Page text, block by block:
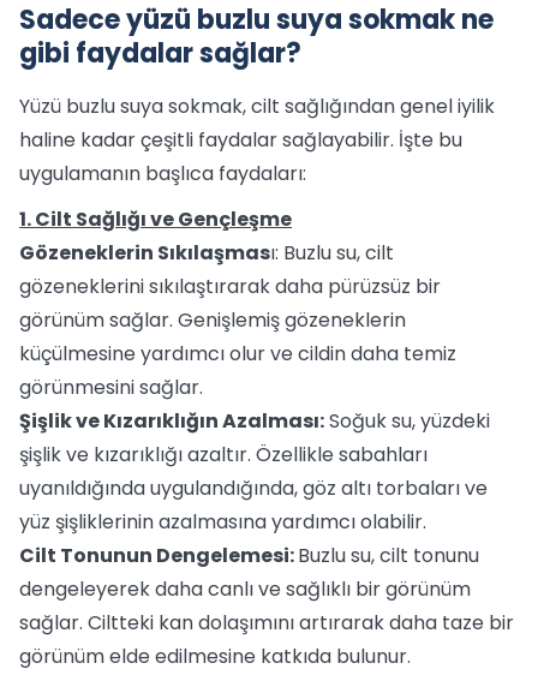
Sadece yüzü buzlu suya sokmak ne
gibi faydalar sağlar?
Yüzü buzlu suya sokmak, cilt sağlığından genel iyilik
haline kadar çeşitli faydalar sağlayabilir. İşte bu
uygulamanın başlıca faydaları:
1. Cilt Sağlığı ve Gençleşme
Gözeneklerin Sıkılaşması: Buzlu su, cilt
gözeneklerini sıkılaştırarak daha pürüzsüz bir
görünüm sağlar. Genişlemiş gözeneklerin
küçülmesine yardımcı olur ve cildin daha temiz
görünmesini sağlar.
Şişlik ve Kızarıklığın Azalması:Soğuk su, yüzdeki
şişlik ve kızarıklığı azaltır. Özellikle sabahları
uyanıldığında uygulandığında, göz altı torbaları ve
yüz şişliklerinin azalmasına yardımcı olabilir.
Cilt Tonunun Dengelemesi:Buzlu su, cilt tonunu
dengeleyerek daha canlı ve sağlıklı bir görünüm
sağlar. Ciltteki kan dolaşımını artırarak daha taze bir
görünüm elde edilmesine katkıda bulunur.